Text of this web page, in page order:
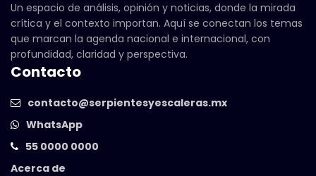
Un espacio de análisis, opinión y noticias, donde la mirada
crítica y el contexto importan. Aquí se conectan los temas
que marcan la agenda nacional e internacional, con
profundidad, claridad y perspectiva.
Contacto
contacto@serpientesyescaleras.mx
WhatsApp
55 0000 0000
Acerca de